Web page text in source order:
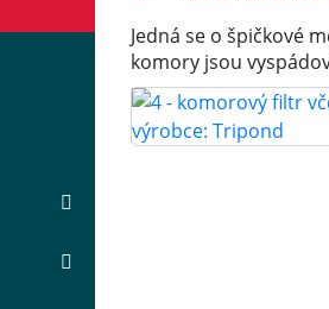
Jedná se o špičkové
komory jsou